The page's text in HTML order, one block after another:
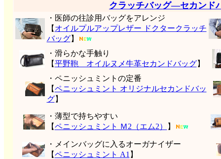
クラッチバッグ―セカンド
・医師の往診用バッグをアレンジ
【 オイルプルアップレザー ドクタークラッチ
バッグ】
・滑らかな手触り
【平野鞄 オイルヌメ牛革セカンドバッグ】
・ペニッシュミントの定番
【ペニッシュミント オリジナルセカンドバッ
グ】
・薄型で持ちやすい
【ペニッシュミント Ｍ2（エム2） 】
・メインバッグに入るオーガナイザー
【ペニッシュミント A1 】